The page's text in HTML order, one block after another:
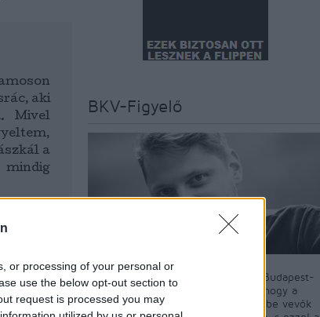
or processing of your personal or
use the below opt-out section to
request is processed you may
aki
Mivel
a
mindig
el
BKV-Figyelő
Az oldal szerkesztője Király Dávid Budapest-
szakújságíró. A BKV-Figyelő célja, hogy a
budapesti tömegközlekedést igénybe vevők